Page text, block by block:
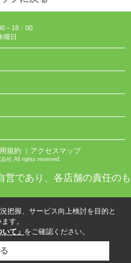
～18：00
曜日
規約 ｜アクセスマップ
社 All rights reserved.
営であり、各店舗の責任のも
把握、サービス向上検討を目的と
す。
て」 をご確認ください。